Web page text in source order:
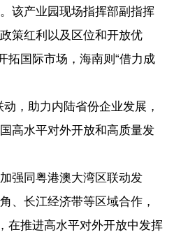
该产业园现场指挥部副指挥
策红利以及区位和开放优
拓国际市场，海南则“借力成
，助力内陆省份企业发展，
高水平对外开放和高质量发
强同粤港澳大湾区联动发
、长江经济带等区域合作，
在推进高水平对外开放中发挥